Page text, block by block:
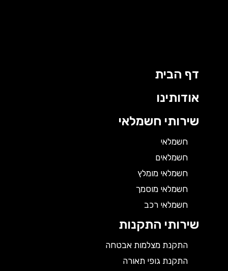
דף הבית
אודותינו
שירותי חשמלאי
חשמלאי
חשמלאים
חשמלאי מומלץ
חשמלאי מוסמך
חשמלאי רכב
שירותי התקנות
התקנת מצלמות אבטחה
התקנת גופי תאורה